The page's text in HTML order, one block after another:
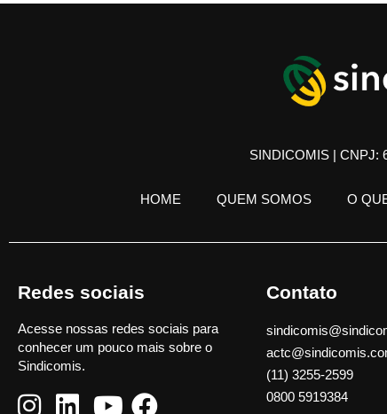
SINDICOMIS | CNPJ:
HOME QUEM SOMOS O
Redes sociais
Acesse nossas redes sociais para
conhecer um pouco mais sobre o
Sindicomis.
Contato
(11) 3255-2599
0800 5919384